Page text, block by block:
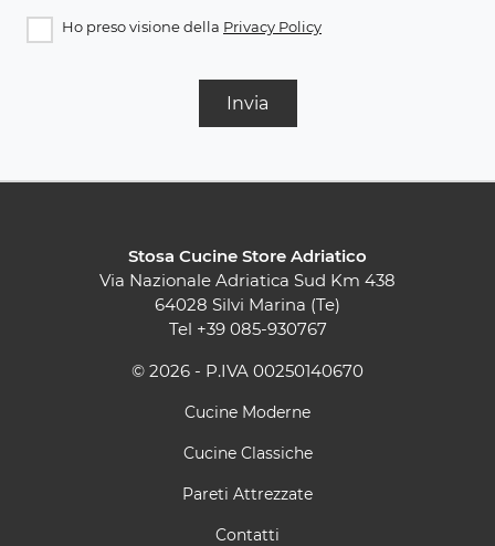
Ho preso visione della Privacy Policy
Invia
Stosa Cucine Store Adriatico
Via Nazionale Adriatica Sud Km 438
64028 Silvi Marina (Te)
Tel +39 085-930767
© 2026 - P.IVA 00250140670
Cucine Moderne
Cucine Classiche
Pareti Attrezzate
Contatti